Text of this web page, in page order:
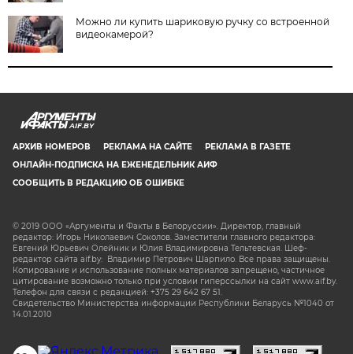
Можно ли купить шариковую ручку со встроенной
видеокамерой?
AIF.BY
АРХИВ НОМЕРОВ РЕКЛАМА НА САЙТЕ
РЕКЛАМА В ГАЗЕТЕ
ОНЛАЙН-ПОДПИСКА НА ЕЖЕНЕДЕЛЬНИК АИФ
СООБЩИТЬ В РЕДАКЦИЮ ОБ ОШИБКЕ
© 2019 ООО «Аргументы и Факты в Белоруссии». Директор, главный
редактор: Игорь Николаевич Соколов. Заместители главного редактора:
Евгений Юрьевич Олейник и Юлия Владимировна Тельтевская. Шеф-
редактор сайта aif.by: Владимир Петрович Шарпило. Все права защищены.
Копирование и использование полных материалов запрещено, частичное
цитирование возможно только при условии гиперссылки на сайт www.aif.by.
Телефон для связи с редакцией: +375 29 642 67 51.
Свидетельство Министерства информации Республики Беларусь №1040 от
14.01.2010